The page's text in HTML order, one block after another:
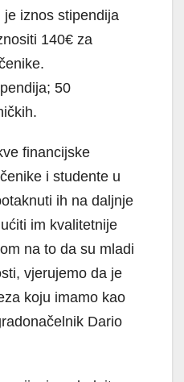
iznos stipendija
140€ za
50
financijske
i studente u
ih na daljnje
im kvalitetnije
na to da su mladi
vjerujemo da je
koju imamo kao
Dario